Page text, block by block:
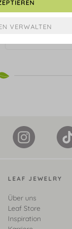
LEAF JEWELRY
Über uns
Leaf Store
Inspiration